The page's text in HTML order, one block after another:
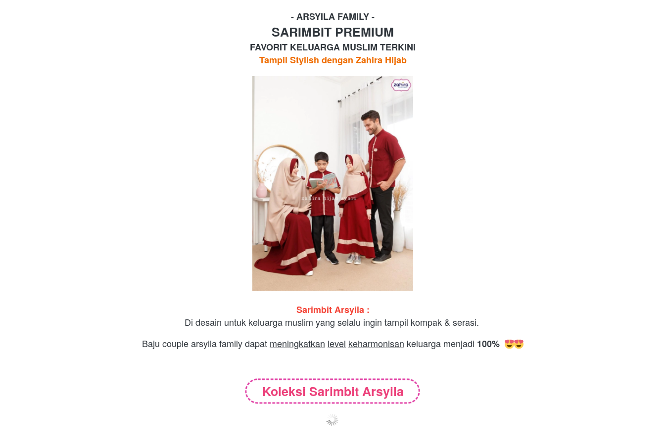
- ARSYILA FAMILY -
SARIMBIT PREMIUM
FAVORIT KELUARGA MUSLIM TERKINI
Tampil Stylish dengan Zahira Hijab
Sarimbit Arsyila :
Di desain untuk keluarga muslim yang selalu ingin tampil kompak & serasi.
Baju couple arsyila family dapat meningkatkan level keharmonisan keluarga menjadi 100%
Koleksi Sarimbit Arsyila